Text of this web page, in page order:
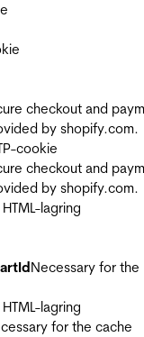
checkout and
by shopify.com.
cookie
checkout and
by shopify.com.
lagring
Necessary for the
lagring
for the cache